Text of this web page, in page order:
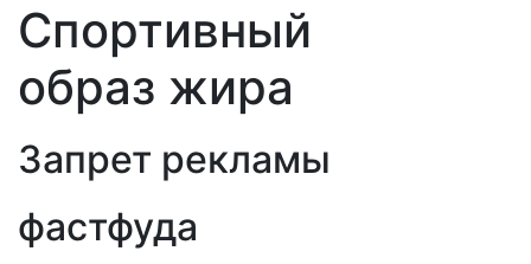
Спортивный
образ жира
Запрет рекламы
фастфуда